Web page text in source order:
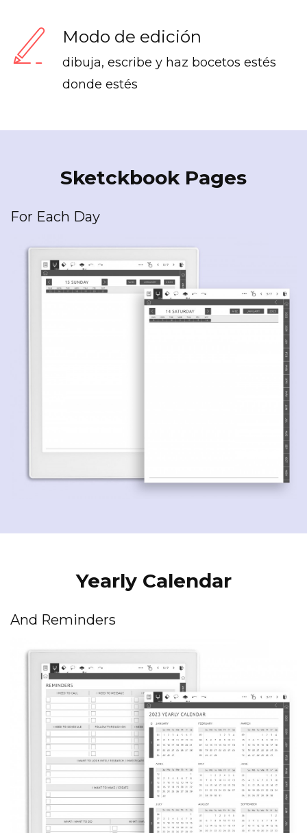
Modo de edición
dibuja, escribe y haz bocetos estés
donde estés
Sketckbook Pages
For Each Day
Yearly Calendar
And Reminders